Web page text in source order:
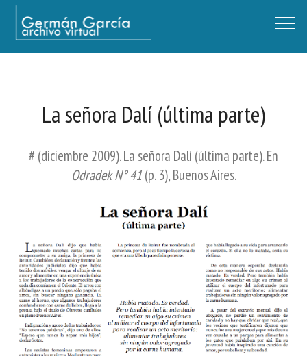
Germán García - Archivo Virtual / Centro Descartes, Buenos Aires
La señora Dalí (última parte)
# (diciembre 2009). La señora Dalí (última parte). En
Odradek N° 41(p. 3), Buenos Aires.